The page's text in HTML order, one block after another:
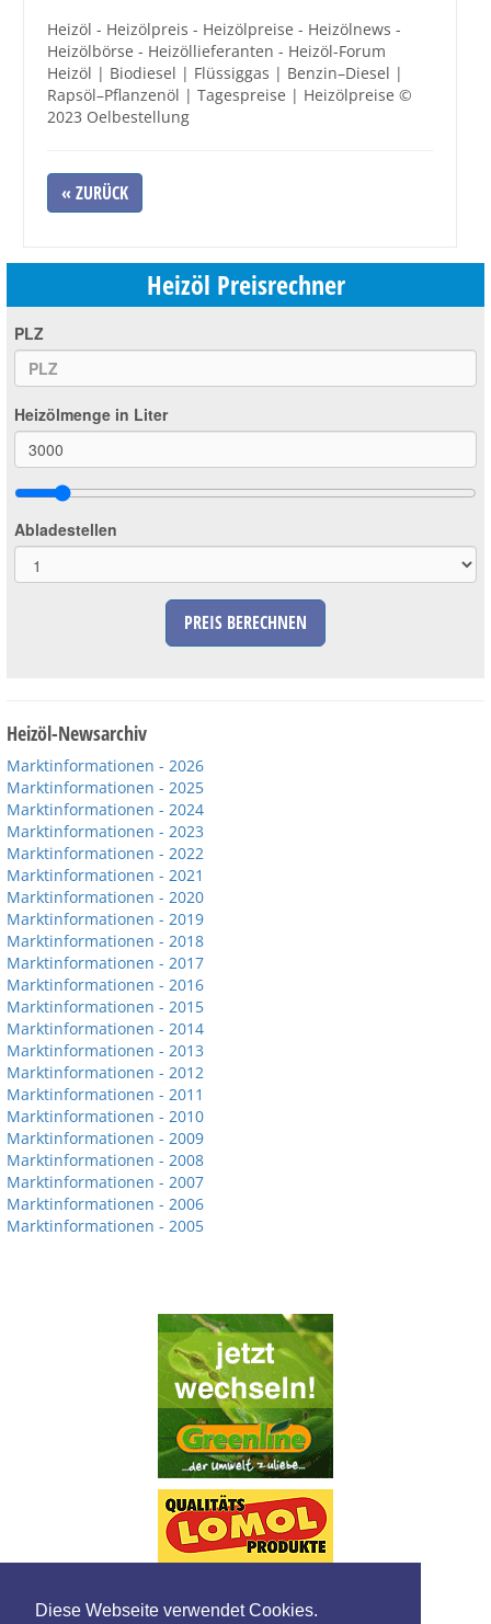
Diese Webseite verwendet Cookies.
Heizöl - Heizölpreis - Heizölpreise - Heizölnews -
Heizölbörse - Heizöllieferanten - Heizöl-Forum
Heizöl | Biodiesel | Flüssiggas | Benzin–Diesel |
Rapsöl–Pflanzenöl | Tagespreise | Heizölpreise ©
2023 Oelbestellung
« ZURÜCK
Heizöl Preisrechner
PLZ
Heizölmenge in Liter
Abladestellen
PREIS BERECHNEN
Heizöl-Newsarchiv
Marktinformationen - 2026
Marktinformationen - 2025
Marktinformationen - 2024
Marktinformationen - 2023
Marktinformationen - 2022
Marktinformationen - 2021
Marktinformationen - 2020
Marktinformationen - 2019
Marktinformationen - 2018
Marktinformationen - 2017
Marktinformationen - 2016
Marktinformationen - 2015
Marktinformationen - 2014
Marktinformationen - 2013
Marktinformationen - 2012
Marktinformationen - 2011
Marktinformationen - 2010
Marktinformationen - 2009
Marktinformationen - 2008
Marktinformationen - 2007
Marktinformationen - 2006
Marktinformationen - 2005